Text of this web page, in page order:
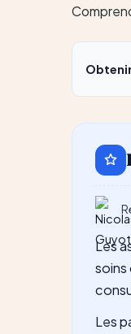
Les
soins
Les